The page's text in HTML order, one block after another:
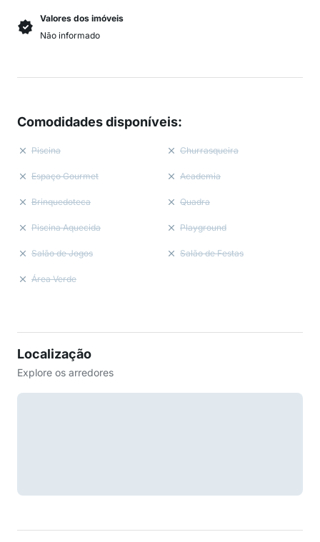
Valores dos imóveis
Não informado
Comodidades disponíveis:
Piscina Churrasqueira
Espaço Gourmet Academia
Brinquedoteca Quadra
Piscina Aquecida Playground
Salão de Jogos Salão de Festas
Área Verde
Localização
Explore os arredores